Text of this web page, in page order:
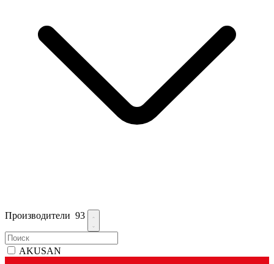
Производители 93
AKUSAN